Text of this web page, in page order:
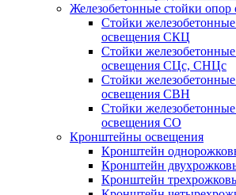
Железобетонные стойки опор
Стойки
освещения СКЦ
Стойки
освещения СЦс, СНЦс
Стойки
освещения СВН
Стойки
освещения СО
Кронштейны освещения
Кронштейн
Кронштейн
Кронштейн